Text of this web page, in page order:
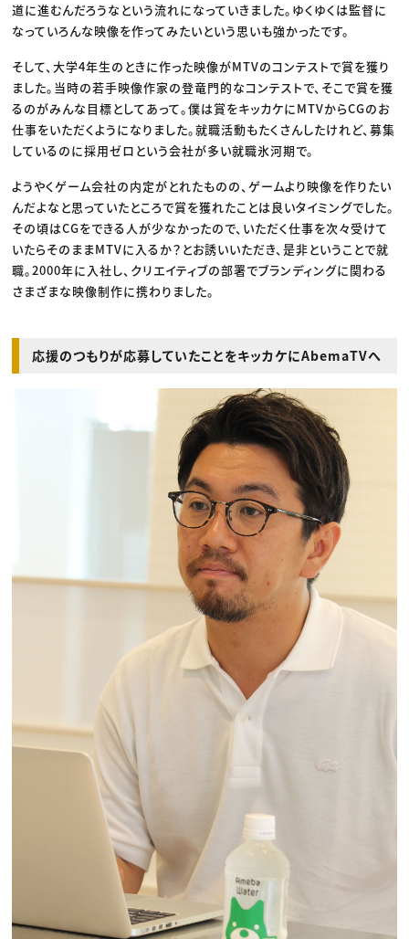
道に進むんだろうなという流れになっていきました。ゆくゆくは監督に
なっていろんな映像を作ってみたいという思いも強かったです。
そして、大学4年生のときに作った映像がMTVのコンテストで賞を獲り
ました。当時の若手映像作家の登竜門的なコンテストで、そこで賞を獲
るのがみんな目標としてあって。僕は賞をキッカケにMTVからCGのお
仕事をいただくようになりました。就職活動もたくさんしたけれど、募集
しているのに採用ゼロという会社が多い就職氷河期で。
ようやくゲーム会社の内定がとれたものの、ゲームより映像を作りたい
んだよなと思っていたところで賞を獲れたことは良いタイミングでした。
その頃はCGをできる人が少なかったので、いただく仕事を次々受けて
いたらそのままMTVに入るか？とお誘いいただき、是非ということで就
職。2000年に入社し、クリエイティブの部署でブランディングに関わる
さまざまな映像制作に携わりました。
応援のつもりが応募していたことをキッカケにAbemaTVへ